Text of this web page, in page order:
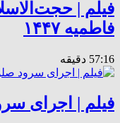
فیلم |
فاطمیه ۱۴۴۷
57:16 دقیقه
فیلم | اجرای